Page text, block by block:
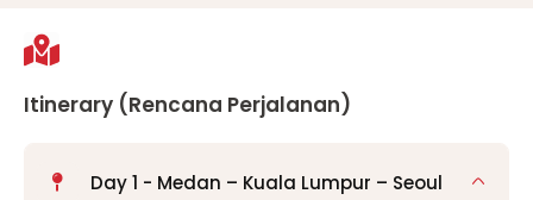
Itinerary (Rencana Perjalanan)
Day 1 - Medan – Kuala Lumpur – Seoul